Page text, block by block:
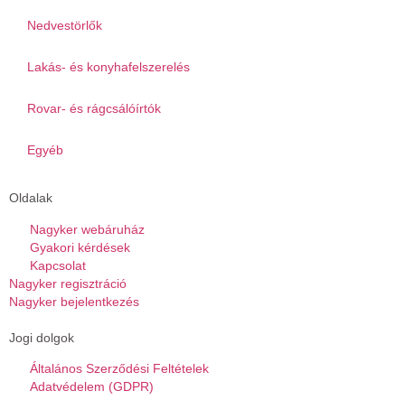
Nedvestörlők
Lakás- és konyhafelszerelés
Rovar- és rágcsálóírtók
Egyéb
Oldalak
Nagyker webáruház
Gyakori kérdések
Kapcsolat
Nagyker regisztráció
Nagyker bejelentkezés
Jogi dolgok
Általános Szerződési Feltételek
Adatvédelem (GDPR)